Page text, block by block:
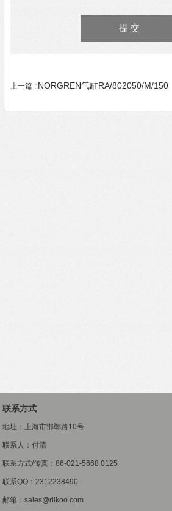
上一篇 : NORGREN气缸RA/802050/M/150
联系方式
地址：上海市邯郸路10号
联系人：付清
联系方式/传真：86-021-5668 0125
联系QQ：2312238490
邮箱：sales@riikoo.com